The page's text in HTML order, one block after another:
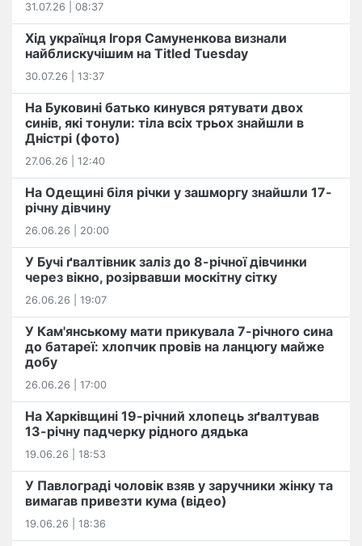
31.07.26 | 08:37
Хід українця Ігоря Самуненкова визнали
найблискучішим на Titled Tuesday
30.07.26 | 13:37
На Буковині батько кинувся рятувати двох
синів, які тонули: тіла всіх трьох знайшли в
Дністрі (фото)
27.06.26 | 12:40
На Одещині біля річки у зашморгу знайшли 17-
річну дівчину
26.06.26 | 20:00
У Бучі ґвалтівник заліз до 8-річної дівчинки
через вікно, розірвавши москітну сітку
26.06.26 | 19:07
У Кам'янському мати прикувала 7-річного сина
до батареї: хлопчик провів на ланцюгу майже
добу
26.06.26 | 17:00
На Харківщині 19-річний хлопець​ ️зґвалтував
13-річну падчерку рідного дядька
19.06.26 | 18:53
У Павлограді чоловік взяв у заручники жінку та
вимагав привезти кума (відео)
19.06.26 | 18:36